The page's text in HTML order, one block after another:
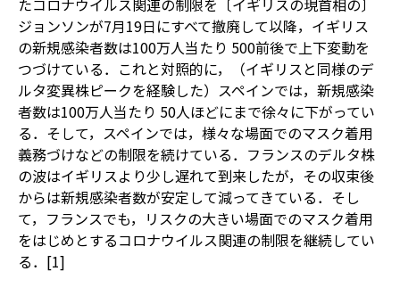
たコロナウイルス関連の制限を〔イギリスの現首相の〕
ジョンソンが7月19日にすべて撤廃して以降，イギリス
の新規感染者数は100万人当たり 500前後で上下変動を
つづけている．これと対照的に，（イギリスと同様のデ
ルタ変異株ピークを経験した）スペインでは，新規感染
者数は100万人当たり 50人ほどにまで徐々に下がってい
る．そして，スペインでは，様々な場面でのマスク着用
義務づけなどの制限を続けている．フランスのデルタ株
の波はイギリスより少し遅れて到来したが，その収束後
からは新規感染者数が安定して減ってきている．そし
て，フランスでも，リスクの大きい場面でのマスク着用
をはじめとするコロナウイルス関連の制限を継続してい
る．[1]